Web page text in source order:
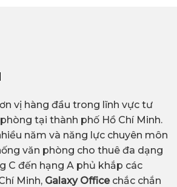
vị hàng đầu trong lĩnh vực tư
tại thành phố Hồ Chí Minh.
năm và năng lực chuyên môn
văn phòng cho thuê đa dạng
C đến hạng A phủ khắp các
Minh, Galaxy Office chắc chắn